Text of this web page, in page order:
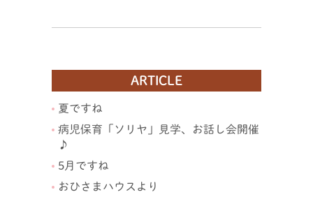
ARTICLE
夏ですね
病児保育「ソリヤ」見学、お話し会開催
♪
5月ですね
おひさまハウスより